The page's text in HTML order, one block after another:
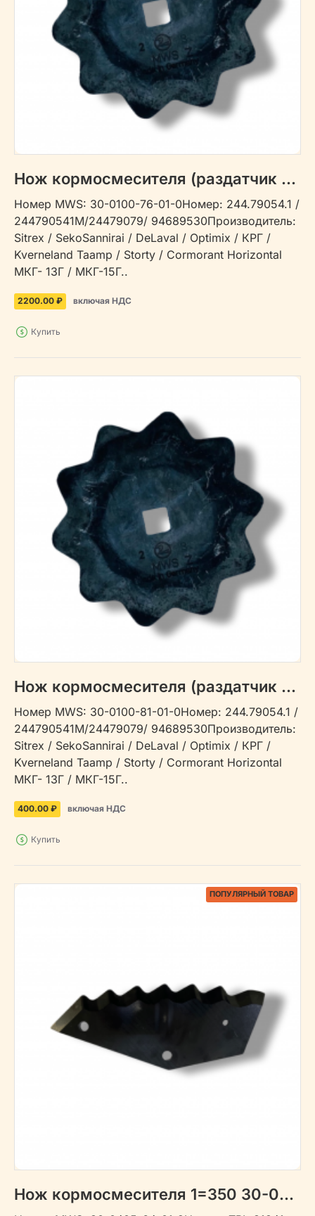
Нож кормосмесителя (раздатчик кормов) 30-0100-76-01-0
Номер MWS: 30-0100-76-01-0Номер: 244.79054.1 /
244790541М/24479079/ 94689530Производитель:
Sitrex / SekoSannirai / DeLaval / Optimix / КРГ /
Kverneland Taamp / Storty / Cormorant Horizontal
МКГ- 13Г / МКГ-15Г..
2200.00 ₽ включая НДС
Купить
Нож кормосмесителя (раздатчик кормов) 30-0100-81-01-0
Номер MWS: 30-0100-81-01-0Номер: 244.79054.1 /
244790541М/24479079/ 94689530Производитель:
Sitrex / SekoSannirai / DeLaval / Optimix / КРГ /
Kverneland Taamp / Storty / Cormorant Horizontal
МКГ- 13Г / МКГ-15Г..
400.00 ₽ включая НДС
Купить
ПОПУЛЯРНЫЙ ТОВАР
Нож кормосмесителя 1=350 30-0405-64-01-2